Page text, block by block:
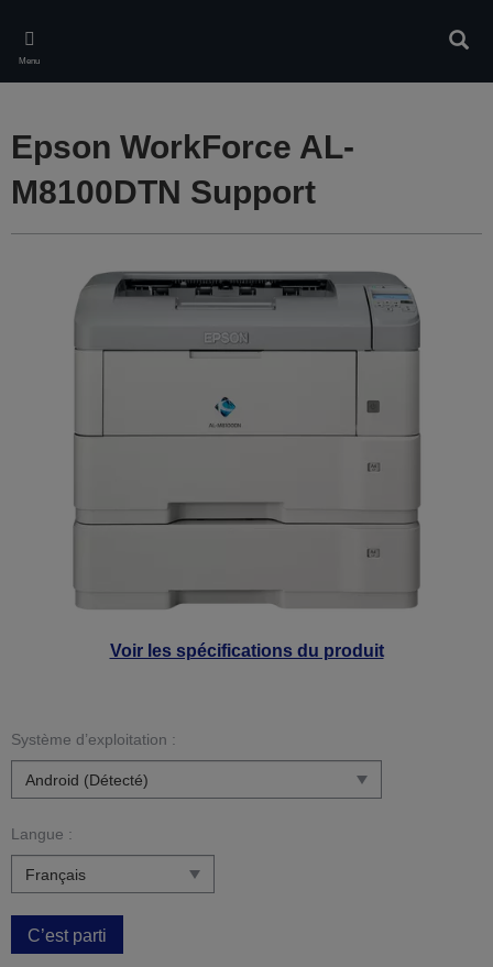
main
content
Menu
Voir les spécifications du produit
Epson WorkForce AL-
M8100DTN Support
Système d’exploitation :
Langue :
C’est parti